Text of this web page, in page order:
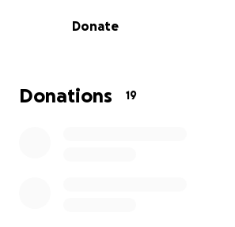
Con tu ayuda, Juan Manuel puede
donar, compartir esta campaña
forma de ayudar.
Donate
Donations 19